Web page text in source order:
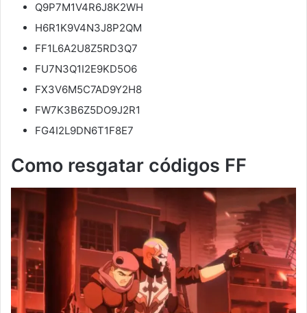
Q9P7M1V4R6J8K2WH
H6R1K9V4N3J8P2QM
FF1L6A2U8Z5RD3Q7
FU7N3Q1I2E9KD5O6
FX3V6M5C7AD9Y2H8
FW7K3B6Z5DO9J2R1
FG4I2L9DN6T1F8E7
Como resgatar códigos FF